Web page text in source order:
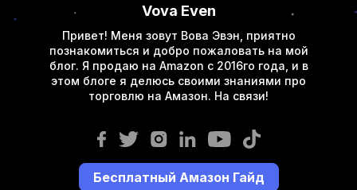
Vova Even
Привет! Меня зовут Вова Эвэн, приятно
познакомиться и добро пожаловать на мой
блог. Я продаю на Amazon с 2016го года, и в
этом блоге я делюсь своими знаниями про
торговлю на Амазон. На связи!
Бесплатный Амазон Гайд